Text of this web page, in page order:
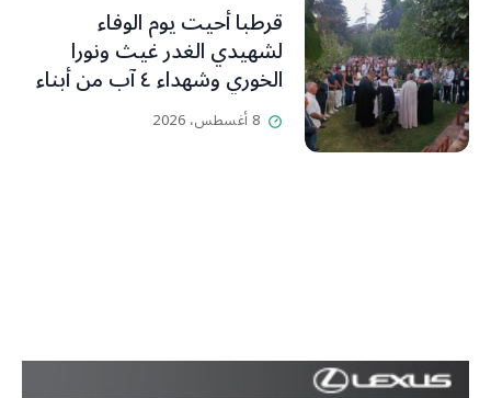
قرطبا أحيت يوم الوفاء
لشهيدي الغدر غيث ونورا
الخوري وشهداء ٤ آب من أبناء
البلدة.. كارين الخوري افرام: لقد
كان بيتنا، بوجود والدي، ينبض
8 أغسطس، 2026